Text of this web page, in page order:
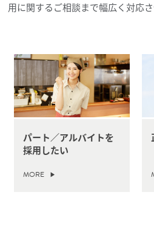
用に関するご相談まで幅広く対応さ
パート／アルバイトを
採用したい
MORE